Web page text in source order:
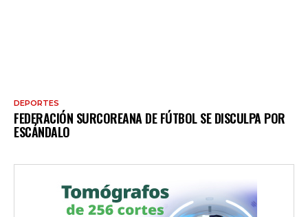
DEPORTES
FEDERACIÓN SURCOREANA DE FÚTBOL SE DISCULPA POR
ESCÁNDALO